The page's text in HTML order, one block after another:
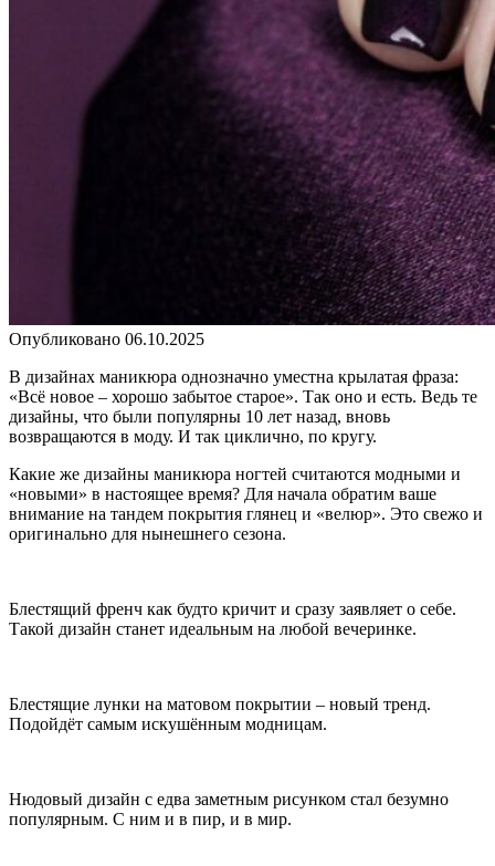
Опубликовано 06.10.2025
В дизайнах маникюра однозначно уместна крылатая фраза:
«Всё новое – хорошо забытое старое». Так оно и есть. Ведь те
дизайны, что были популярны 10 лет назад, вновь
возвращаются в моду. И так циклично, по кругу.
Какие же дизайны маникюра ногтей считаются модными и
«новыми» в настоящее время? Для начала обратим ваше
внимание на тандем покрытия глянец и «велюр». Это свежо и
оригинально для нынешнего сезона.
Блестящий френч как будто кричит и сразу заявляет о себе.
Такой дизайн станет идеальным на любой вечеринке.
Блестящие лунки на матовом покрытии – новый тренд.
Подойдёт самым искушённым модницам.
Нюдовый дизайн с едва заметным рисунком стал безумно
популярным. С ним и в пир, и в мир.